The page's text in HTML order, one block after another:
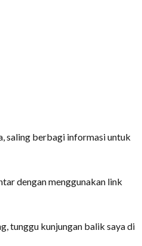
saling berbagi informasi untuk
dengan menggunakan link
tunggu kunjungan balik saya di